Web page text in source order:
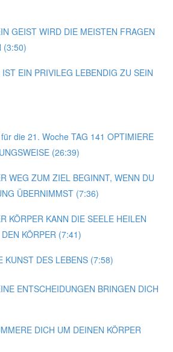
GEIST WIRD DIE MEISTEN FRAGEN
(3:50)
EIN PRIVILEG LEBENDIG ZU SEIN
die 21. Woche TAG 141 OPTIMIERE
(26:39)
WEG ZUM ZIEL BEGINNT, WENN DU
ÜBERNIMMST (7:36)
KÖRPER KANN DIE SEELE HEILEN
KÖRPER (7:41)
KUNST DES LEBENS (7:58)
ENTSCHEIDUNGEN BRINGEN DICH
DICH UM DEINEN KÖRPER